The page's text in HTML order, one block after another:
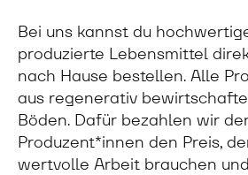
Bei uns kannst du
produzierte Lebensmittel
nach Hause bestellen. Alle
aus regenerativ
Böden. Dafür bezahlen wir
Produzent*innen den Preis,
wertvolle Arbeit brauchen